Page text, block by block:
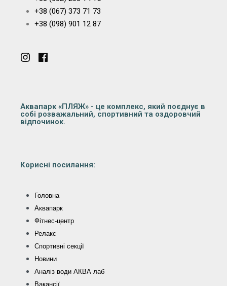
+38 (067) 373 71 73
+38 (098) 901 12 87
Аквапарк «ПЛЯЖ» - це комплекс, який поєднує в
собі розважальний, спортивний та оздоровчий
відпочинок.
Корисні посилання:
Головна
Аквапарк
Фітнес-центр
Релакс
Спортивні секції
Новини
Аналіз води АКВА лаб​
Вакансії